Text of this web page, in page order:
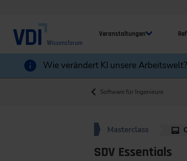
Veranstaltungen
Wie verändert KI unsere
Software für Ingenieure
Masterclass
SDV Essentials